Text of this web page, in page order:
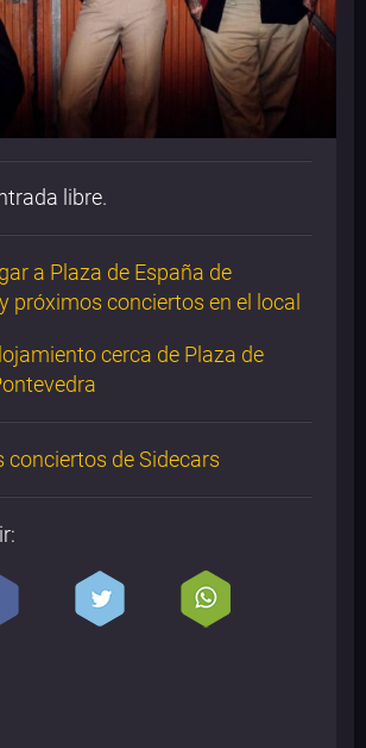
libre.
a Plaza de España de
próximos conciertos en el local
cerca de Plaza de
conciertos de Sidecars